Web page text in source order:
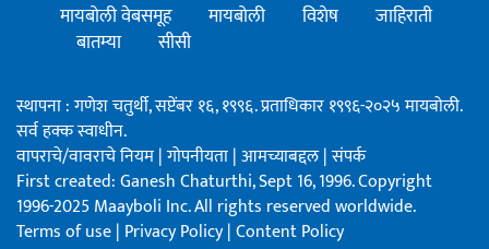
मायबोली वेबसमूह मायबोली विशेष
जाहिराती
बातम्या
सीसी
स्थापना : गणेश चतुर्थी, सप्टेंबर १६, १९९६. प्रताधिकार १९९६-२०२५ मायबोली.
सर्व हक्क स्वाधीन.
वापराचे/वावराचे नियम|गोपनीयता|आमच्याबद्दल|संपर्क
First created: Ganesh Chaturthi, Sept 16, 1996. Copyright
1996-2025 Maayboli Inc. All rights reserved worldwide.
Terms of use| Privacy Policy|Content Policy